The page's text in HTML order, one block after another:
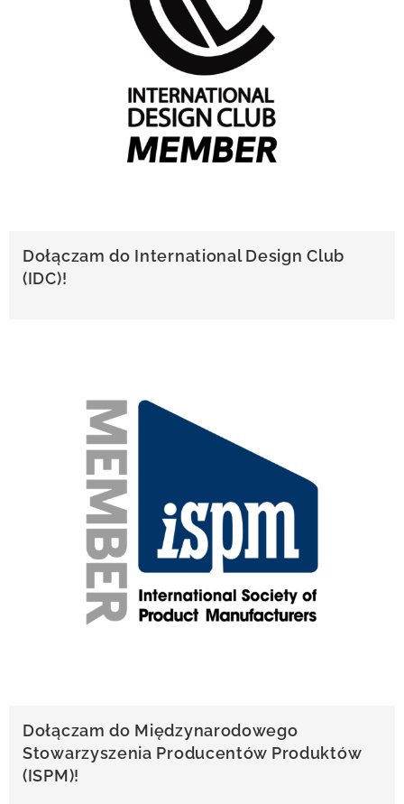
Dołączam do International Design Club
(IDC)!
Dołączam do Międzynarodowego
Stowarzyszenia Producentów Produktów
(ISPM)!